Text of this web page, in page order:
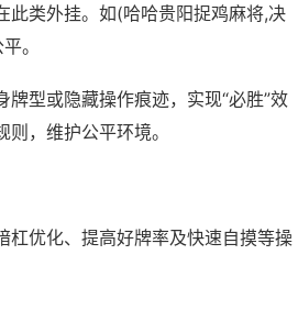
此类外挂。如(哈哈贵阳捉鸡麻将,决
。
型或隐藏操作痕迹，实现“必胜”效
，维护公平环境。
杠优化、提高好牌率及快速自摸等操